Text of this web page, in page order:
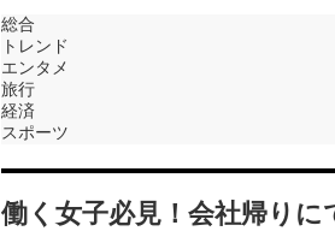
総合
トレンド
エンタメ
旅行
経済
スポーツ
働く女子必見！会社帰り